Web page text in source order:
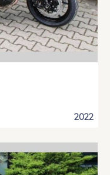
2022